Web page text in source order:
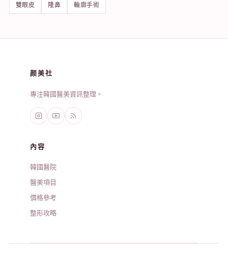
雙眼皮 隆鼻 輪廓手術
颜美社
專注韓國醫美資訊整理。
內容
韓國醫院
醫美項目
價格參考
整形攻略